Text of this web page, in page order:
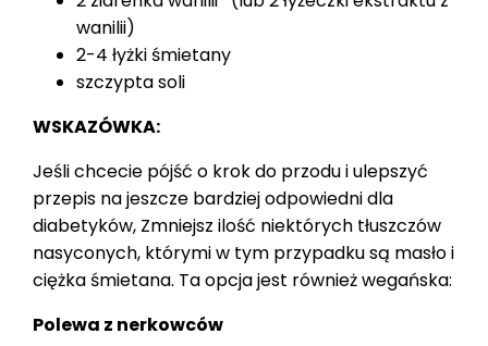
wanilii)
2-4 łyżki śmietany
szczypta soli
WSKAZÓWKA:
Jeśli chcecie pójść o krok do przodu i ulepszyć
przepis na jeszcze bardziej odpowiedni dla
diabetyków, Zmniejsz ilość niektórych tłuszczów
nasyconych, którymi w tym przypadku są masło i
ciężka śmietana. Ta opcja jest również wegańska:
Polewa z nerkowców